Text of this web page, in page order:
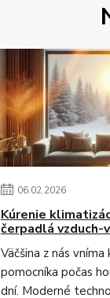
06.02.2026
Kúrenie
čerpadlá vzduch-
Väčšina z nás
pomocníka počas
dní. Moderné